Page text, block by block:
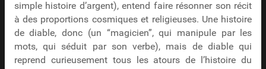
simple histoire d’argent), entend faire résonner son récit
à des proportions cosmiques et religieuses. Une histoire
de diable, donc (un “magicien”, qui manipule par les
mots, qui séduit par son verbe), mais de diable qui
reprend curieusement tous les atours de l’histoire du